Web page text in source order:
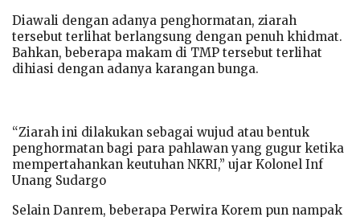
Diawali dengan adanya penghormatan, ziarah
tersebut terlihat berlangsung dengan penuh khidmat.
Bahkan, beberapa makam di TMP tersebut terlihat
dihiasi dengan adanya karangan bunga.
“Ziarah ini dilakukan sebagai wujud atau bentuk
penghormatan bagi para pahlawan yang gugur ketika
mempertahankan keutuhan NKRI,” ujar Kolonel Inf
Unang Sudargo
Selain Danrem, beberapa Perwira Korem pun nampak